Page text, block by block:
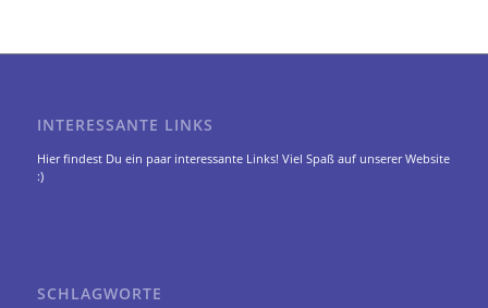
INTERESSANTE LINKS
Hier findest Du ein paar interessante Links! Viel Spaß auf unserer Website
:)
SCHLAGWORTE